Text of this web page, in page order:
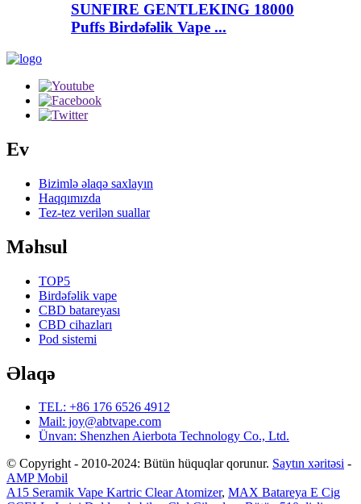
SUNFIRE GENTLEKING 18000
Puffs Birdəfəlik Vape ...
Ev
Bizimlə əlaqə saxlayın
Haqqımızda
Tez-tez verilən suallar
Məhsul
TOP5
Birdəfəlik vape
CBD batareyası
CBD cihazları
Pod sistemi
Əlaqə
TEL: +86 176 6526 4912
Mail: joy@abtvape.com
Ünvan: Shenzhen Aierbota Technology Co., Ltd.
© Copyright - 2010-2024: Bütün hüquqlar qorunur. Saytın xəritəsi -
AMP Mobil
A15 Seramik Vape Kartric Clear Atomizer, MAX Batareya E Cig